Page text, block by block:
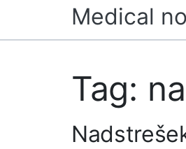
content
Medical
Tag: